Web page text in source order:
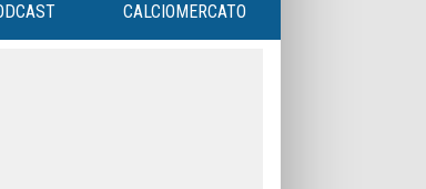
CALCIOMERCATO